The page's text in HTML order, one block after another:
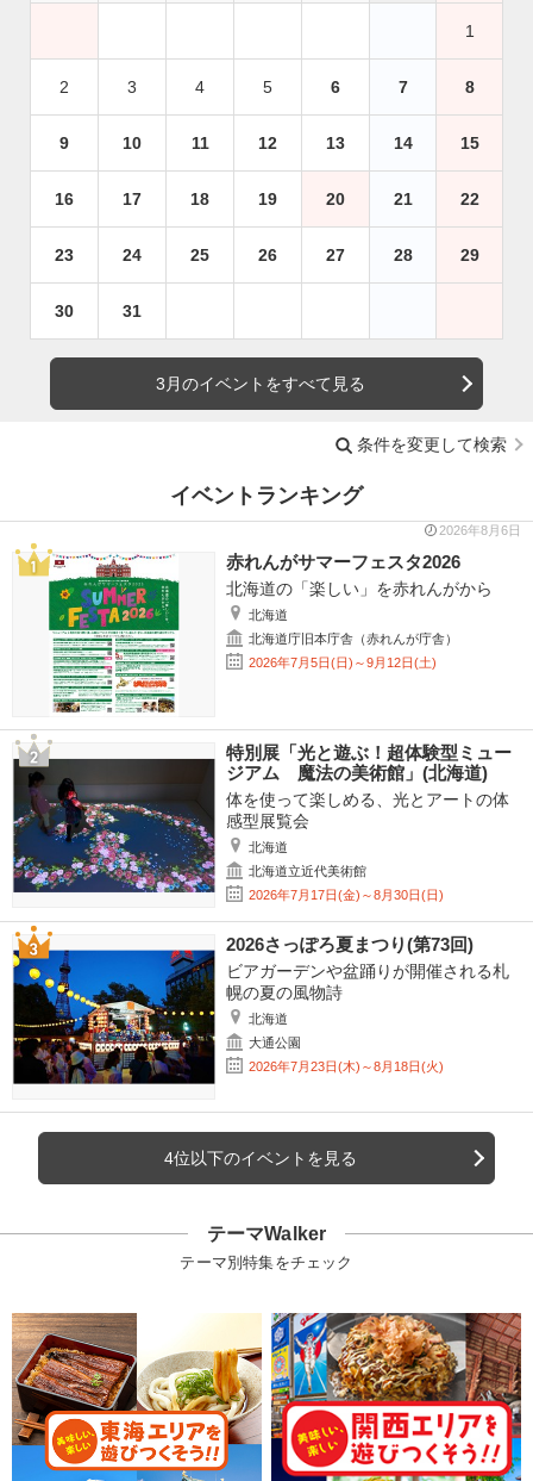
1
2 3 4 5 6 7 8
9 10 11 12 13 14 15
16 17 18 19 20 21 22
23 24 25 26 27 28 29
30 31
3月のイベントをすべて見る
条件を変更して検索
イベントランキング
2026年8月6日
赤れんがサマーフェスタ2026
北海道の「楽しい」を赤れんがから
北海道
北海道庁旧本庁舎（赤れんが庁舎）
2026年7月5日(日)～9月12日(土)
特別展「光と遊ぶ！超体験型ミュー
ジアム 魔法の美術館」(北海道)
体を使って楽しめる、光とアートの体
感型展覧会
北海道
北海道立近代美術館
2026年7月17日(金)～8月30日(日)
2026さっぽろ夏まつり(第73回)
ビアガーデンや盆踊りが開催される札
幌の夏の風物詩
北海道
大通公園
2026年7月23日(木)～8月18日(火)
4位以下のイベントを見る
テーマWalker
テーマ別特集をチェック